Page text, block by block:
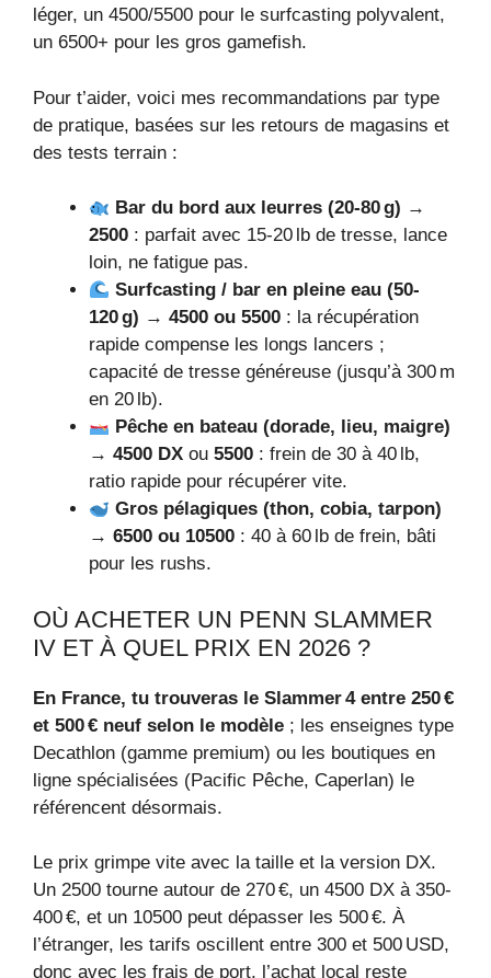
léger, un 4500/5500 pour le surfcasting polyvalent,
un 6500+ pour les gros gamefish.
Pour t’aider, voici mes recommandations par type
de pratique, basées sur les retours de magasins et
des tests terrain :
Bar du bord aux leurres (20-80 g) →
2500 : parfait avec 15-20 lb de tresse, lance
loin, ne fatigue pas.
Surfcasting / bar en pleine eau (50-
120 g) → 4500 ou 5500 : la récupération
rapide compense les longs lancers ;
capacité de tresse généreuse (jusqu’à 300 m
en 20 lb).
Pêche en bateau (dorade, lieu, maigre)
→ 4500 DX ou 5500 : frein de 30 à 40 lb,
ratio rapide pour récupérer vite.
Gros pélagiques (thon, cobia, tarpon)
→ 6500 ou 10500 : 40 à 60 lb de frein, bâti
pour les rushs.
OÙ ACHETER UN PENN SLAMMER
IV ET À QUEL PRIX EN 2026 ?
En France, tu trouveras le Slammer 4 entre 250 €
et 500 € neuf selon le modèle ; les enseignes type
Decathlon (gamme premium) ou les boutiques en
ligne spécialisées (Pacific Pêche, Caperlan) le
référencent désormais.
Le prix grimpe vite avec la taille et la version DX.
Un 2500 tourne autour de 270 €, un 4500 DX à 350-
400 €, et un 10500 peut dépasser les 500 €. À
l’étranger, les tarifs oscillent entre 300 et 500 USD,
donc avec les frais de port, l’achat local reste